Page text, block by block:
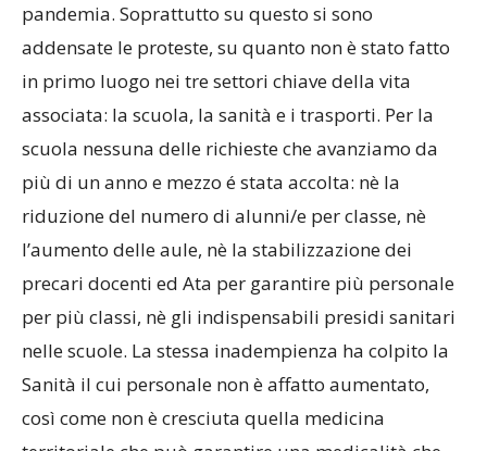
pandemia. Soprattutto su questo si sono
addensate le proteste, su quanto non è stato fatto
in primo luogo nei tre settori chiave della vita
associata: la scuola, la sanità e i trasporti. Per la
scuola nessuna delle richieste che avanziamo da
più di un anno e mezzo é stata accolta: nè la
riduzione del numero di alunni/e per classe, nè
l’aumento delle aule, nè la stabilizzazione dei
precari docenti ed Ata per garantire più personale
per più classi, nè gli indispensabili presidi sanitari
nelle scuole. La stessa inadempienza ha colpito la
Sanità il cui personale non è affatto aumentato,
così come non è cresciuta quella medicina